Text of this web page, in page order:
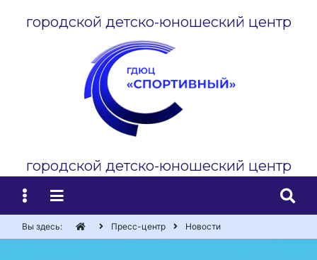
городской детско-юношеский центр
городской детско-юношеский центр
Вы здесь: Пресс-центр Новости